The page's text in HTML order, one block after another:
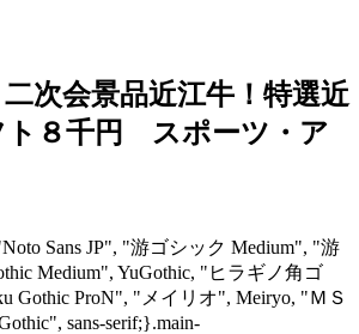
二次会景品近江牛！特選近
ト８千円 スポーツ・ア
Sans JP", "游ゴシック Medium", "游
Medium", YuGothic, "ヒラギノ角ゴ
Gothic ProN", "メイリオ", Meiryo, "ＭＳ
sans-serif;}.main-